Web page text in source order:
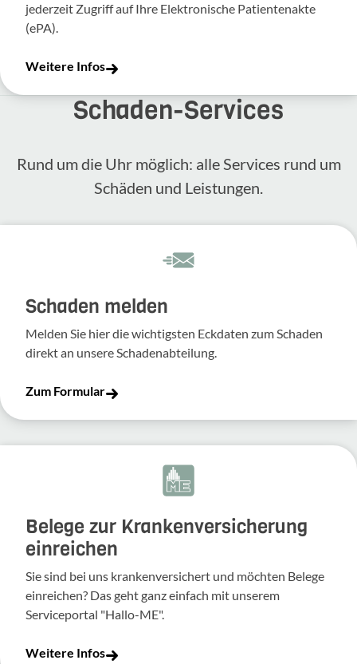
jederzeit Zugriff auf Ihre Elektronische Patientenakte
(ePA).
Weitere Infos
Schaden-​Services
Rund um die Uhr möglich: alle Services rund um
Schäden und Leis­tungen.
Schaden melden
Melden Sie hier die wich­tigsten Eckdaten zum Schaden
direkt an unsere Scha­den­ab­tei­lung.
Zum Formular
Belege zur Krankenversicherung
einreichen
Sie sind bei uns krankenversichert und möchten Belege
einreichen? Das geht ganz einfach mit unserem
Serviceportal "Hallo-ME".
Weitere Infos